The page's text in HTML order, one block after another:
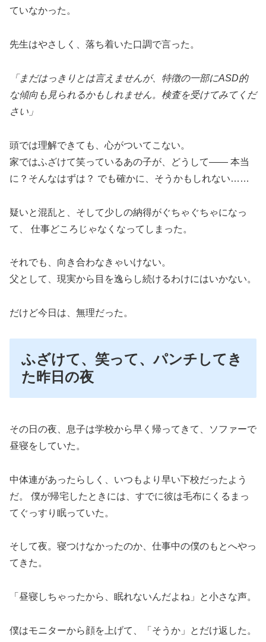
ていなかった。
先生はやさしく、落ち着いた口調で言った。
「まだはっきりとは言えませんが、特徴の一部にASD的
な傾向も見られるかもしれません。検査を受けてみてくだ
さい」
頭では理解できても、心がついてこない。
家ではふざけて笑っているあの子が、どうして—— 本当
に？そんなはずは？ でも確かに、そうかもしれない……
疑いと混乱と、そして少しの納得がぐちゃぐちゃになっ
て、 仕事どころじゃなくなってしまった。
それでも、向き合わなきゃいけない。
父として、現実から目を逸らし続けるわけにはいかない。
だけど今日は、無理だった。
ふざけて、笑って、パンチしてき
た昨日の夜
その日の夜、息子は学校から早く帰ってきて、ソファーで
昼寝をしていた。
中体連があったらしく、いつもより早い下校だったよう
だ。 僕が帰宅したときには、すでに彼は毛布にくるまっ
てぐっすり眠っていた。
そして夜。寝つけなかったのか、仕事中の僕のもとへやっ
てきた。
「昼寝しちゃったから、眠れないんだよね」と小さな声。
僕はモニターから顔を上げて、「そうか」とだけ返した。